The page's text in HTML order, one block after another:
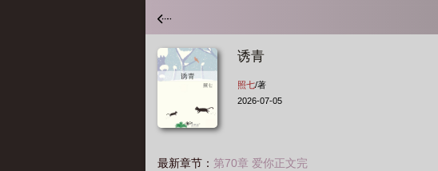
诱青
照七/著
2026-07-05
最新章节： 第70章 爱你正文完